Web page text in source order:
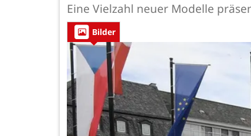
Eine Vielzahl neuer Modelle
Bilder